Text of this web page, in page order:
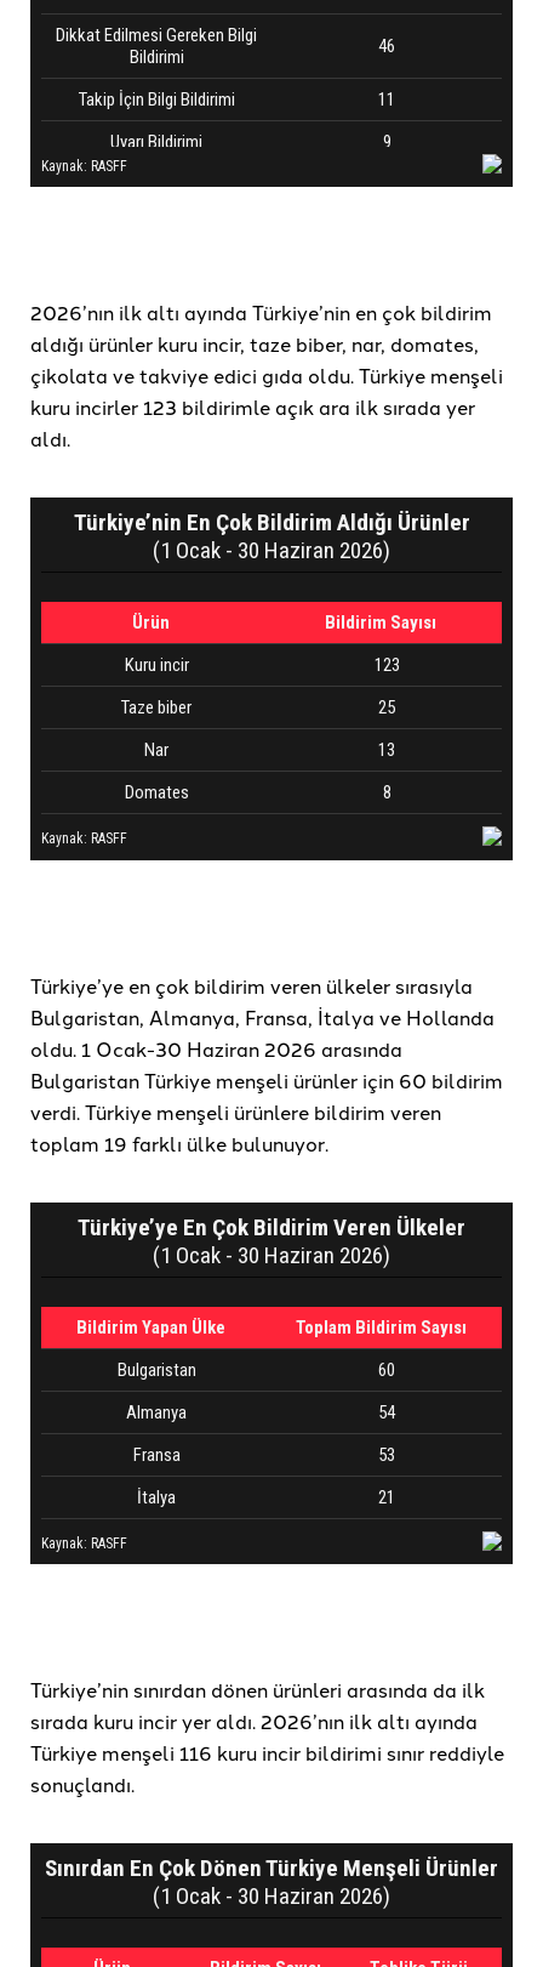
2026’nın ilk altı ayında Türkiye’nin en çok bildirim
aldığı ürünler kuru incir, taze biber, nar, domates,
çikolata ve takviye edici gıda oldu. Türkiye menşeli
kuru incirler 123 bildirimle açık ara ilk sırada yer
aldı.
Türkiye’ye en çok bildirim veren ülkeler sırasıyla
Bulgaristan, Almanya, Fransa, İtalya ve Hollanda
oldu. 1 Ocak-30 Haziran 2026 arasında
Bulgaristan Türkiye menşeli ürünler için 60 bildirim
verdi. Türkiye menşeli ürünlere bildirim veren
toplam 19 farklı ülke bulunuyor.
Türkiye’nin sınırdan dönen ürünleri arasında da ilk
sırada kuru incir yer aldı. 2026’nın ilk altı ayında
Türkiye menşeli 116 kuru incir bildirimi sınır reddiyle
sonuçlandı.